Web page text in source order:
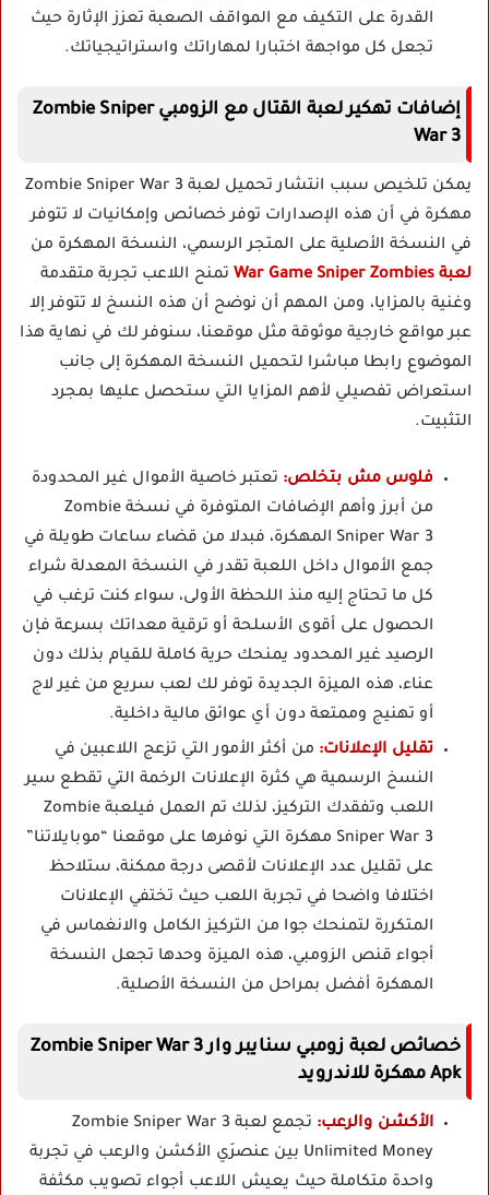
القدرة على التكيف مع المواقف الصعبة تعزز الإثارة حيث
تجعل كل مواجهة اختبارا لمهاراتك واستراتيجياتك.
إضافات تهكير لعبة القتال مع الزومبي Zombie Sniper
War 3
يمكن تلخيص سبب انتشار تحميل لعبة Zombie Sniper War 3
مهكرة في أن هذه الإصدارات توفر خصائص وإمكانيات لا تتوفر
في النسخة الأصلية على المتجر الرسمي، النسخة المهكرة من
لعبة War Game Sniper Zombies
تمنح اللاعب تجربة متقدمة
وغنية بالمزايا، ومن المهم أن نوضح أن هذه النسخ لا تتوفر إلا
عبر مواقع خارجية موثوقة مثل موقعنا، سنوفر لك في نهاية هذا
الموضوع رابطا مباشرا لتحميل النسخة المهكرة إلى جانب
استعراض تفصيلي لأهم المزايا التي ستحصل عليها بمجرد
التثبيت.
فلوس مش بتخلص: تعتبر خاصية الأموال غير المحدودة
من أبرز وأهم الإضافات المتوفرة في نسخة Zombie
Sniper War 3 المهكرة، فبدلا من قضاء ساعات طويلة في
جمع الأموال داخل اللعبة تقدر في النسخة المعدلة شراء
كل ما تحتاج إليه منذ اللحظة الأولى، سواء كنت ترغب في
الحصول على أقوى الأسلحة أو ترقية معداتك بسرعة فإن
الرصيد غير المحدود يمنحك حرية كاملة للقيام بذلك دون
عناء، هذه الميزة الجديدة توفر لك لعب سريع من غير لاج
أو تهنيج وممتعة دون أي عوائق مالية داخلية.
تقليل الإعلانات: من أكثر الأمور التي تزعج اللاعبين في
النسخ الرسمية هي كثرة الإعلانات الرخمة التي تقطع سير
اللعب وتفقدك التركيز، لذلك تم العمل فيلعبة Zombie
Sniper War 3 مهكرة التي نوفرها على موقعنا “موبايلاتنا”
على تقليل عدد الإعلانات لأقصى درجة ممكنة، ستلاحظ
اختلافا واضحا في تجربة اللعب حيث تختفي الإعلانات
المتكررة لتمنحك جوا من التركيز الكامل والانغماس في
أجواء قنص الزومبي، هذه الميزة وحدها تجعل النسخة
المهكرة أفضل بمراحل من النسخة الأصلية.
خصائص لعبة زومبي سنايبر وار Zombie Sniper War 3
Apk مهكرة للاندرويد
الأكشن والرعب:
تجمع لعبة Zombie Sniper War 3
Unlimited Money بين عنصرَي الأكشن والرعب في تجربة
واحدة متكاملة حيث يعيش اللاعب أجواء تصويب مكثفة